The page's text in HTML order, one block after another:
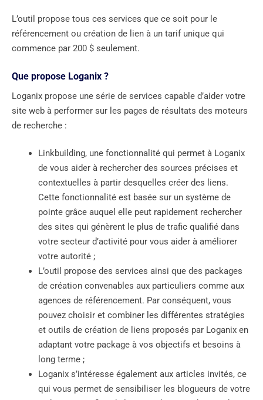
L’outil propose tous ces services que ce soit pour le
référencement ou création de lien à un tarif unique qui
commence par 200 $ seulement.
Que propose Loganix ?
Loganix propose une série de services capable d’aider votre
site web à performer sur les pages de résultats des moteurs
de recherche :
Linkbuilding, une fonctionnalité qui permet à Loganix
de vous aider à rechercher des sources précises et
contextuelles à partir desquelles créer des liens.
Cette fonctionnalité est basée sur un système de
pointe grâce auquel elle peut rapidement rechercher
des sites qui génèrent le plus de trafic qualifié dans
votre secteur d’activité pour vous aider à améliorer
votre autorité ;
L’outil propose des services ainsi que des packages
de création convenables aux particuliers comme aux
agences de référencement. Par conséquent, vous
pouvez choisir et combiner les différentes stratégies
et outils de création de liens proposés par Loganix en
adaptant votre package à vos objectifs et besoins à
long terme ;
Loganix s’intéresse également aux articles invités, ce
qui vous permet de sensibiliser les blogueurs de votre